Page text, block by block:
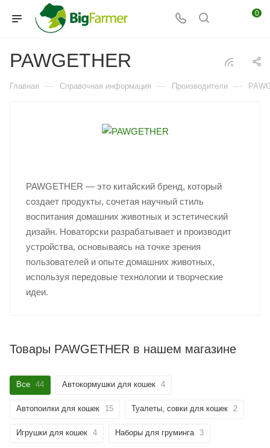
0
PAWGETHER
Главная — Справочная информация — Производители —
PAWGETHER — это китайский бренд, который
создает продукты, сочетая научный стиль
воспитания домашних животных и эстетический
дизайн. Новаторски разрабатывает и производит
устройства, основываясь на точке зрения
пользователей и опыте домашних животных,
используя передовые технологии и творческие
идеи.
Товары PAWGETHER в нашем магазине
Все 44 Автокормушки для кошек 4
Автопоилки для кошек 15 Туалеты, совки для кошек 2
Игрушки для кошек 4 Наборы для груминга 3